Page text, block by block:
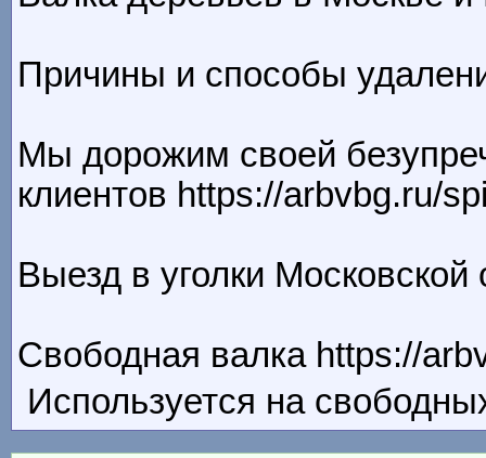
Причины и способы
Мы дорожим своей
клиентов https://arbvbg.ru/
Выезд в уголки
Свободная валка https://
Используется на